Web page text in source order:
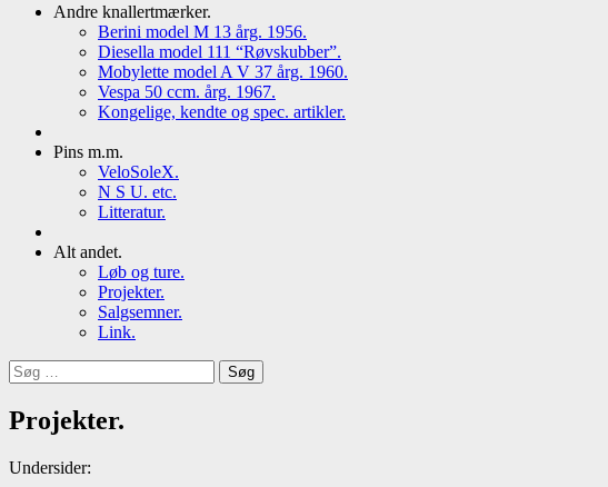
Andre knallertmærker.
Berini model M 13 årg. 1956.
Diesella model 111 “Røvskubber”.
Mobylette model A V 37 årg. 1960.
Vespa 50 ccm. årg. 1967.
Kongelige, kendte og spec. artikler.
Pins m.m.
VeloSoleX.
N S U. etc.
Litteratur.
Alt andet.
Løb og ture.
Projekter.
Salgsemner.
Link.
Søg
efter:
Projekter.
Undersider: